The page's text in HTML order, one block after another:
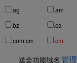
.ag
.am
.bz
.ca
.com.cm
.cm
送全功能域名 管理